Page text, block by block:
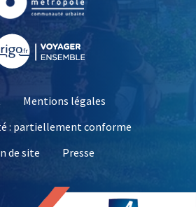
Mentions légales
: partiellement conforme
de site
Presse